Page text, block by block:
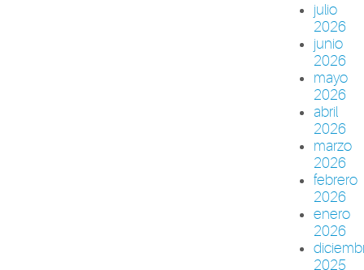
julio
2026
junio
2026
mayo
2026
abril
2026
marzo
2026
febrero
2026
enero
2026
2025